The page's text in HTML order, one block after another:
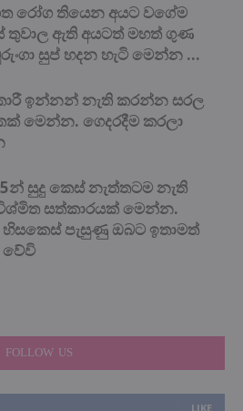
රෝග තියෙන අයට වගේම
තුවාල ඇති අයටත් මහත් ගුණ
සුප් හදන හැටි මෙන්න …
ඉන්නන් නැති කරන්න සරල
මෙන්න. ගෙදරදීම කරලා
සුදු කෙස් නැත්තටම නැති
සත්කාරයක් මෙන්න.
පැසුණු ඔබට ඉතාමත්
වේවි
FOLLOW US
LIKE